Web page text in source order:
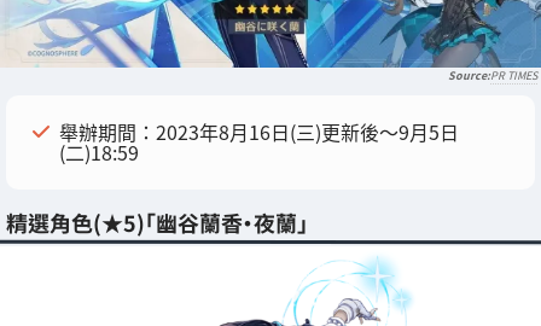
PR TIMES
舉辦期間：2023年8月16日(三)更新後～9月5日
(二)18:59
精選角色(★5)「幽谷蘭香・夜蘭」